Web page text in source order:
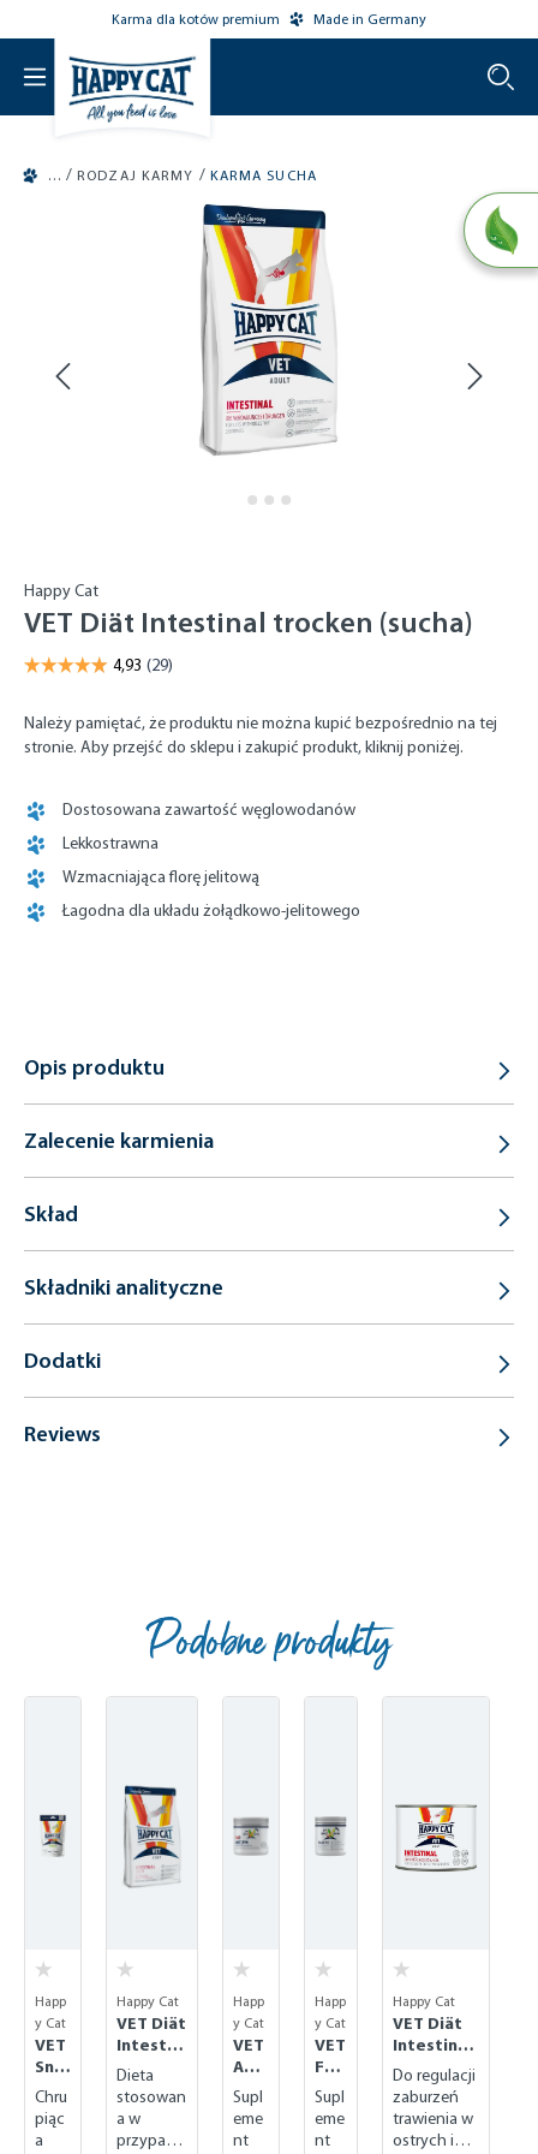
main contentKarma dla kotów premium Made in Germany
/ RODZAJ KARMY / KARMA SUCHA
Happy Cat
VET Diät Intestinal trocken (sucha)
Należy pamiętać, że produktu nie można kupić bezpośrednio na tej
stronie. Aby przejść do sklepu i zakupić produkt, kliknij poniżej.
Dostosowana zawartość węglowodanów
Lekkostrawna
Wzmacniająca florę jelitową
Łagodna dla układu żołądkowo-jelitowego
Opis produktu
Zalecenie karmienia
Skład
Składniki analityczne
Dodatki
Reviews
Podobne produkty
Happ
y Cat
VET
Sna
ck
Sen
sitiv
Chru
piąc
a
Happy Cat
VET Diät
Intestin
al Low
Fat
trocken
(sucha)
Dieta
stosowan
a w
przypadk
Happ
y Cat
VET
Akti
zym
Supl
eme
nt
Happ
y Cat
VET
Fas
er
Mix
Supl
eme
nt
Happy Cat
VET Diät
Intestinal
nass
(mokra)
Do regulacji
zaburzeń
trawienia w
ostrych i